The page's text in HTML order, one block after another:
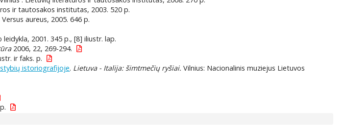
ir tautosakos institutas, 2003. 520 p.
Versus aureus, 2005. 646 p.
leidykla, 2001. 345 p., [8] iliustr. lap.
2006, 22, 269-294.
ir faks. p.
istoriografijoje. Lietuva - Italija: šimtmečių ryšiai. Vilnius: Nacionalinis muziejus Lietuvos